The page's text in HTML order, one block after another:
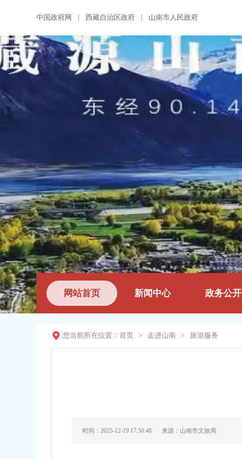
中国政府网 西藏自治区政府 山南市人民政府
网站首页 新闻中心 政务公开
您当前所在位置： 首页 > 走进山南 > 旅游服务
时间：2025-12-19 17:50:48 来源：山南市文旅局